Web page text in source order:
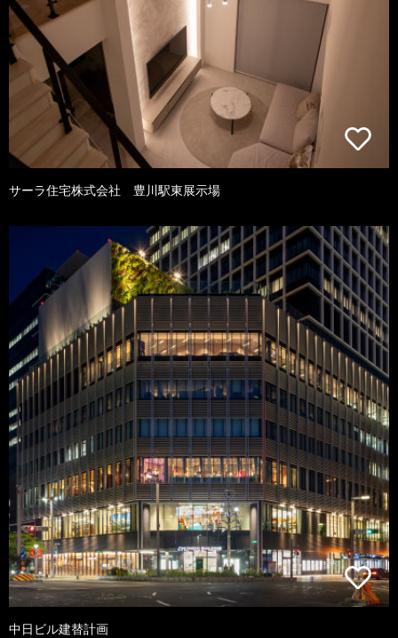
サーラ住宅株式会社 豊川駅東展示場
中日ビル建替計画